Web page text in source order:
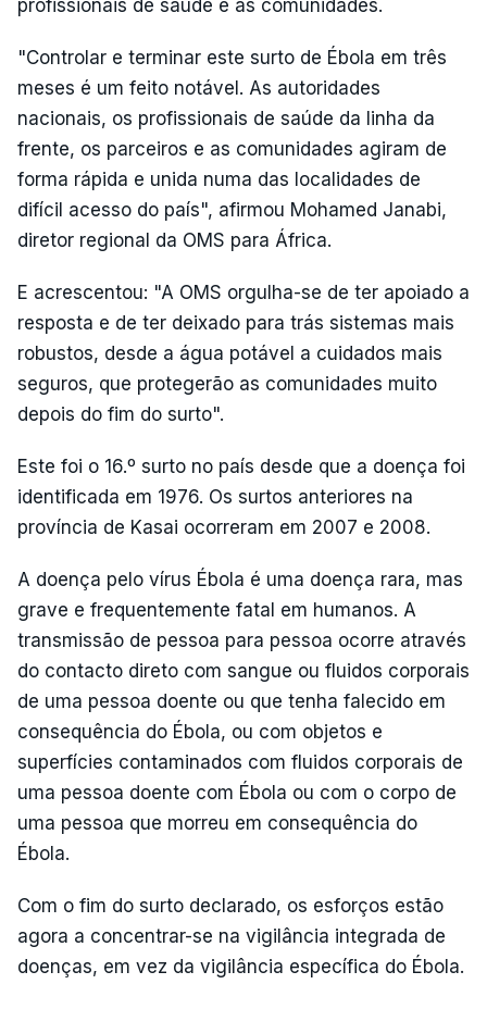
profissionais de saúde e as comunidades.
"Controlar e terminar este surto de Ébola em três
meses é um feito notável. As autoridades
nacionais, os profissionais de saúde da linha da
frente, os parceiros e as comunidades agiram de
forma rápida e unida numa das localidades de
difícil acesso do país", afirmou Mohamed Janabi,
diretor regional da OMS para África.
E acrescentou: "A OMS orgulha-se de ter apoiado a
resposta e de ter deixado para trás sistemas mais
robustos, desde a água potável a cuidados mais
seguros, que protegerão as comunidades muito
depois do fim do surto".
Este foi o 16.º surto no país desde que a doença foi
identificada em 1976. Os surtos anteriores na
província de Kasai ocorreram em 2007 e 2008.
A doença pelo vírus Ébola é uma doença rara, mas
grave e frequentemente fatal em humanos. A
transmissão de pessoa para pessoa ocorre através
do contacto direto com sangue ou fluidos corporais
de uma pessoa doente ou que tenha falecido em
consequência do Ébola, ou com objetos e
superfícies contaminados com fluidos corporais de
uma pessoa doente com Ébola ou com o corpo de
uma pessoa que morreu em consequência do
Ébola.
Com o fim do surto declarado, os esforços estão
agora a concentrar-se na vigilância integrada de
doenças, em vez da vigilância específica do Ébola.